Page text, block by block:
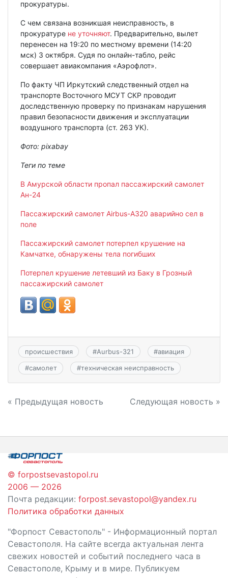
прокуратуры.
С чем связана возникшая неисправность, в
прокуратуре не уточняют. Предварительно, вылет
перенесен на 19:20 по местному времени (14:20
мск) 3 октября. Судя по онлайн-табло, рейс
совершает авиакомпания «Аэрофлот».
По факту ЧП Иркутский следственный отдел на
транспорте Восточного МСУТ СКР проводит
доследственную проверку по признакам нарушения
правил безопасности движения и эксплуатации
воздушного транспорта (ст. 263 УК).
Фото: pixabay
Теги по теме
В Амурской области пропал пассажирский самолет
Ан-24
Пассажирский самолет Airbus-A320 аварийно сел в
поле
Пассажирский самолет потерпел крушение на
Камчатке, обнаружены тела погибших
Потерпел крушение летевший из Баку в Грозный
пассажирский самолет
происшествия #Aurbus-321 #авиация
#самолет #техническая неисправность
Навигация
записям
« Предыдущая новость Следующая новость »
© forpostsevastopol.ru
2006 — 2026
Почта редакции: forpost.sevastopol@yandex.ru
Политика обработки данных
"Форпост Севастополь" - Информационный портал
Севастополя. На сайте всегда актуальная лента
свежих новостей и событий последнего часа в
Севастополе, Крыму и в мире. Публикуем